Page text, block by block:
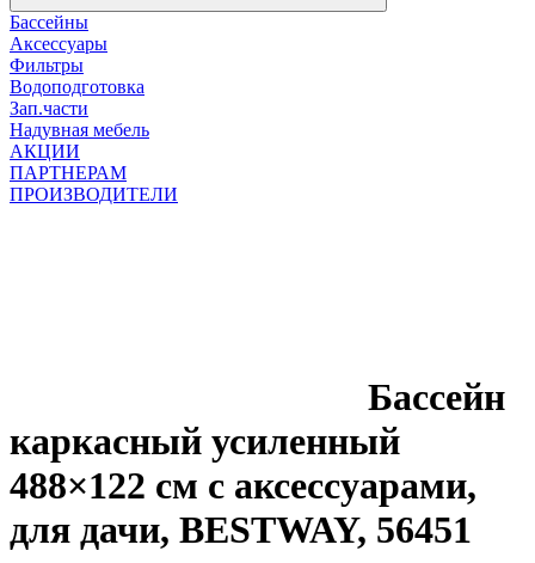
Бассейны
Аксессуары
Фильтры
Водоподготовка
Зап.части
Надувная мебель
АКЦИИ
ПАРТНЕРАМ
ПРОИЗВОДИТЕЛИ
Бассейн
каркасный усиленный
488×122 см с аксессуарами,
для дачи, BESTWAY, 56451